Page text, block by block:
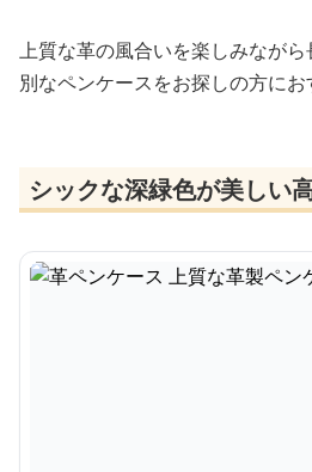
上質な革の風合いを楽しみなが
別なペンケースをお探しの方にお
シックな深緑色が美しい